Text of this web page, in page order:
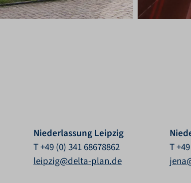
Niederlassung Leipzig
T +49 (0) 341 68678862
leipzig@delta-plan.de
T